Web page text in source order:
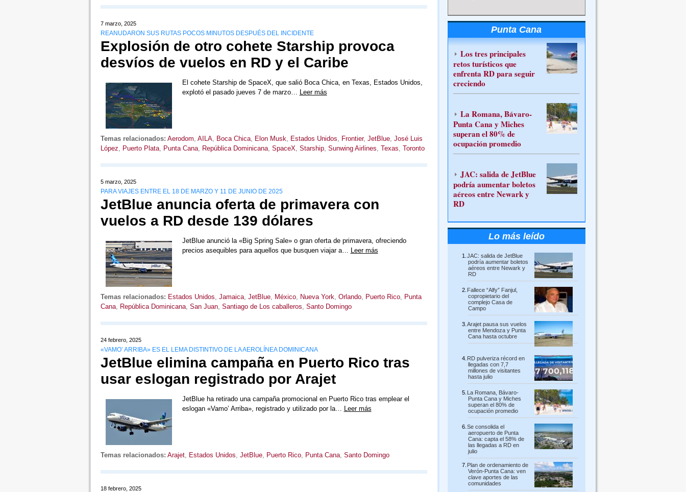
7 marzo, 2025
REANUDARON SUS RUTAS POCOS MINUTOS DESPUÉS DEL INCIDENTE
Explosión de otro cohete Starship provoca
desvíos de vuelos en RD y el Caribe
El cohete Starship de SpaceX, que salió Boca Chica, en Texas, Estados Unidos,
explotó el pasado jueves 7 de marzo… Leer más
Temas relacionados: Aerodom AILA, Boca Chica, Elon Musk Estados Unidos Frontier, JetBlue, José Luis
López
Puerto Plata, Punta Cana, República Dominicana, SpaceX Starship, Sunwing Airlines Texas Toronto
5 marzo, 2025
PARA VIAJES ENTRE EL 18 DE MARZO Y 11 DE JUNIO DE 2025
JetBlue anuncia oferta de primavera con
vuelos a RD desde 139 dólares
JetBlue anunció la «Big Spring Sale» o gran oferta de primavera, ofreciendo
precios asequibles para aquellos que busquen viajar a… Leer más
Temas relacionados: Estados Unidos Jamaica, JetBlue, México, Nueva York Orlando, Puerto Rico, Punta
Cana, República Dominicana, San Juan, Santiago de Los caballeros Santo Domingo
24 febrero, 2025
«VAMO’ ARRIBA» ES EL LEMA DISTINTIVO DE LA AEROLÍNEA DOMINICANA
JetBlue elimina campaña en Puerto Rico tras
usar eslogan registrado por Arajet
JetBlue ha retirado una campaña promocional en Puerto Rico tras emplear el
eslogan «Vamo’ Arriba», registrado y utilizado por la… Leer más
Temas relacionados: Arajet, Estados Unidos JetBlue, Puerto Rico, Punta Cana, Santo Domingo
18 febrero, 2025
Punta Cana
Los tres principales
retos turísticos que
enfrenta RD para seguir
creciendo
La Romana, Bávaro-
Punta Cana y Miches
superan el 80% de
ocupación promedio
JAC: salida de JetBlue
podría aumentar boletos
aéreos entre Newark y
RD
Lo más leído
JAC: salida de JetBlue
podría aumentar boletos
aéreos entre Newark y
RD
Fallece “Alfy” Fanjul,
copropietario del
complejo Casa de
Campo
Arajet pausa sus vuelos
entre Mendoza y Punta
Cana hasta octubre
RD pulveriza récord en
llegadas con 7,7
millones de visitantes
hasta julio
La Romana, Bávaro-
Punta Cana y Miches
superan el 80% de
ocupación promedio
Se consolida el
aeropuerto de Punta
Cana: capta el 58% de
las llegadas a RD en
julio
Plan de ordenamiento de
Verón-Punta Cana: ven
clave aportes de las
comunidades